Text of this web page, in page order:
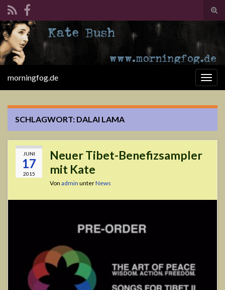
Search for:
morningfog.de
SCHLAGWORT: DALAI LAMA
JUNI
17
2015
Neuer Tibet-Benefizsampler
mit Kate
Von admin unterNews